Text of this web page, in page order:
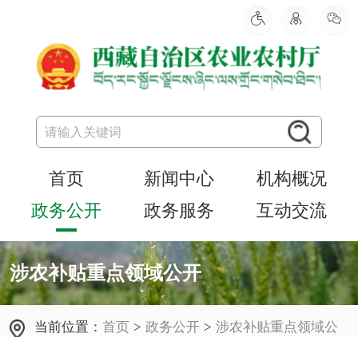
首页 新闻中心
机构概况
政务公开
政务服务 互动交流
涉农补贴重点领域公开
当前位置：首页 > 政务公开 > 涉农补贴重点领域公